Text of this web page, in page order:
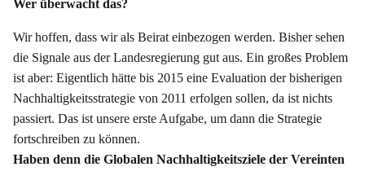
Wer überwacht das?
Wir hoffen, dass wir als Beirat einbezogen werden. Bisher sehen
die Signale aus der Landesregierung gut aus. Ein großes Problem
ist aber: Eigentlich hätte bis 2015 eine Evaluation der bisherigen
Nachhaltigkeitsstrategie von 2011 erfolgen sollen, da ist nichts
passiert. Das ist unsere erste Aufgabe, um dann die Strategie
fortschreiben zu können.
Haben denn die Globalen Nachhaltigkeitsziele der Vereinten